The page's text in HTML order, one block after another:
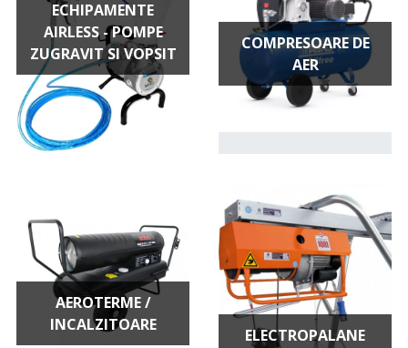
ECHIPAMENTE
AIRLESS - POMPE
ZUGRAVIT SI VOPSIT
COMPRESOARE DE
AER
AEROTERME /
INCALZITOARE
ELECTROPALANE